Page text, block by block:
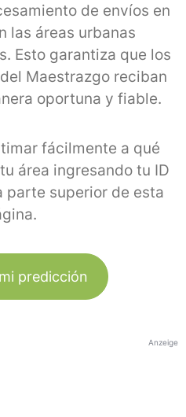
de envíos en
las áreas urbanas
Esto garantiza que los
Maestrazgo reciban
oportuna y fiable.
fácilmente a qué
área ingresando tu ID
parte superior de esta
predicción
Anzeige